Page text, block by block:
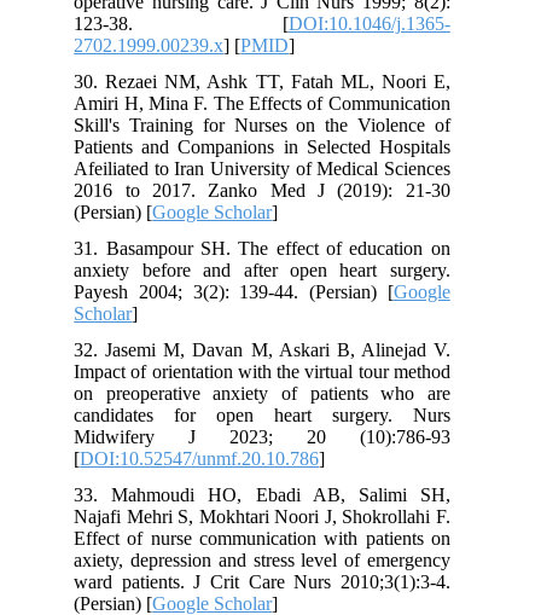
123-38. [DOI:10.1046/j.1365-
2702.1999.00239.x] [PMID
30. Rezaei NM, Ashk TT, Fatah ML, Noori E,
Amiri H, Mina F. The Effects of Communication
Skill's Training for Nurses on the Violence of
Patients and Companions in Selected Hospitals
Afeiliated to Iran University of Medical Sciences
2016 to 2017. Zanko Med J (2019): 21-30
(Persian) [Google Scholar
31. Basampour SH. The effect of education on
anxiety before and after open heart surgery.
Payesh 2004; 3(2): 139-44. (Persian) [Google
Scholar
32. Jasemi M, Davan M, Askari B, Alinejad V.
Impact of orientation with the virtual tour method
on preoperative anxiety of patients who are
candidates for open heart surgery. Nurs
Midwifery J 2023; 20 (10):786-93
[DOI:10.52547/unmf.20.10.786
33. Mahmoudi HO, Ebadi AB, Salimi SH,
Najafi Mehri S, Mokhtari Noori J, Shokrollahi F.
Effect of nurse communication with patients on
axiety, depression and stress level of emergency
ward patients. J Crit Care Nurs 2010;3(1):3-4.
(Persian) [Google Scholar